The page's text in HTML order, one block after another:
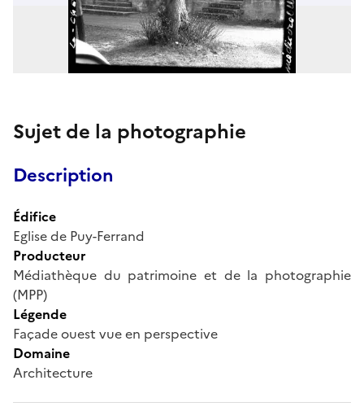
Sujet de la photographie
Description
Édifice
Eglise de Puy-Ferrand
Producteur
Médiathèque du patrimoine et de la photographie
(MPP)
Légende
Façade ouest vue en perspective
Domaine
Architecture